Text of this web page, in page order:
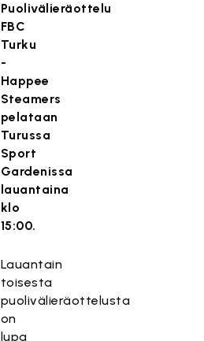
Puolivälieräottelu
FBC
Turku
-
Happee
Steamers
pelataan
Turussa
Sport
Gardenissa
lauantaina
klo
15:00.
Lauantain
toisesta
puolivälieräottelusta
on
lupa